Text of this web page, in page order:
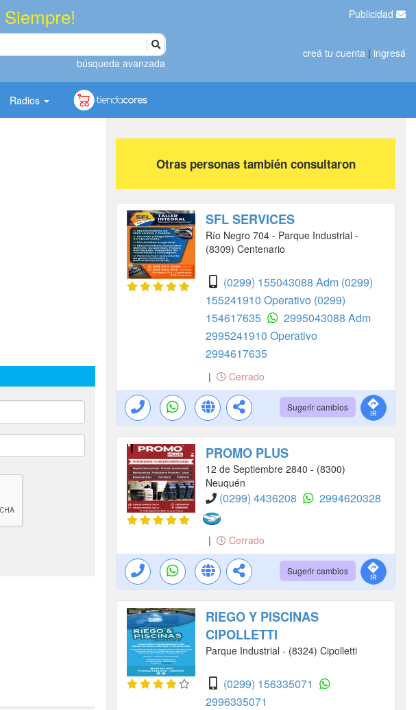
Siempre!
búsqueda avanzada
Publicidad
creá tu cuenta | ingresá
Radios
Otras personas también consultaron
SFL SERVICES
Río Negro 704 - Parque Industrial -
(8309) Centenario
(0299) 155043088 Adm (0299)
155241910 Operativo (0299)
154617635
2995043088 Adm
2995241910 Operativo
2994617635
| Cerrado
Sugerir cambios
PROMO PLUS
12 de Septiembre 2840 - (8300)
Neuquén
(0299) 4436208 2994620328
| Cerrado
Sugerir cambios
RIEGO Y PISCINAS
CIPOLLETTI
Parque Industrial - (8324) Cipolletti
(0299) 156335071
2996335071